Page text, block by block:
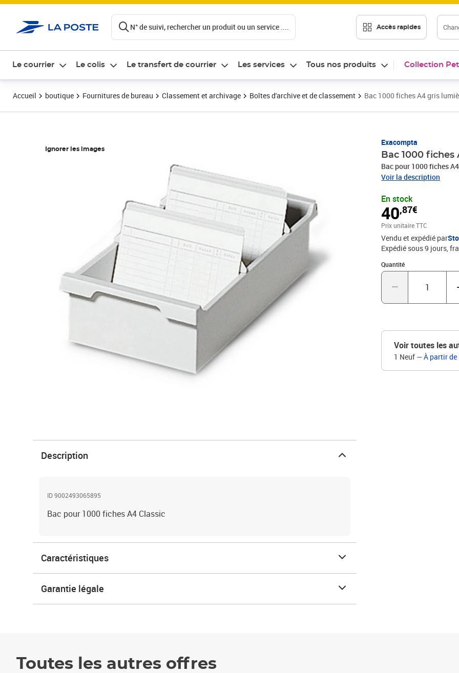
N° de suivi, rechercher un produit ou un service .... Accès rapides
Le courrier Le colis Le transfert de courrier Les services Tous nos produits Collection
Accueil boutique Fournitures de bureau Classement et archivage Boîtes d'archive et de classement Bac 1000 fiches A4 gris
Ignorer les images
Exacompta
Bac 1000 fiches
Bac pour 1000 fiches
Voir la description
En stock
40,87€
Prix 40,87€
Prix unitaire TTC
Vendu et expédié par
Expédié sous 9 jours,
Quantité
Quantité : 1
Voir toutes les
1 Neuf —À partir de
Description
ID 9002493065895
Bac pour 1000 fiches A4 Classic
Caractéristiques
Garantie légale
Toutes les autres offres